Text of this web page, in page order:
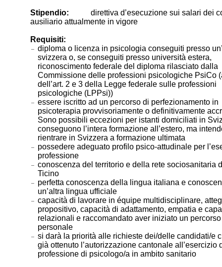
Stipendio:
direttiva d’esecuzione sui salari dei
ausiliario attualmente in vigore
Requisiti:
diploma o licenza in psicologia conseguiti presso
svizzera o, se conseguiti presso università estera,
riconoscimento federale del diploma rilasciato dalla
Commissione delle professioni psicologiche PsiCo
dell’art. 2 e 3 della Legge federale sulle professioni
psicologiche (LPPsi))
essere iscritto ad un percorso di perfezionamento in
psicoterapia provvisoriamente o definitivamente
Sono possibili eccezioni per istanti domiciliati in
conseguono l’intera formazione all’estero, ma
rientrare in Svizzera a formazione ultimata
possedere adeguato profilo psico-attudinale per
professione
conoscenza del territorio e della rete sociosanitaria
Ticino
perfetta conoscenza della lingua italiana e
un’altra lingua ufficiale
capacità di lavorare in équipe multidisciplinare,
propositivo, capacità di adattamento, empatia e
relazionali e raccomandato aver iniziato un
personale
si darà la priorità alle richieste dei/delle candidati/e
già ottenuto l’autorizzazione cantonale all’esercizio
professione di psicologo/a in ambito sanitario